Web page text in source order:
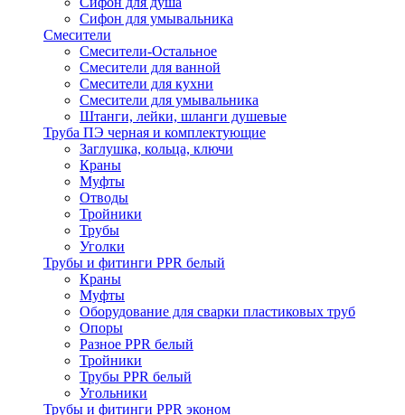
Сифон для умывальника
Смесители
Cмесители-Остальное
Смесители для ванной
Смесители для кухни
Смесители для умывальника
Штанги, лейки, шланги душевые
Труба ПЭ черная и комплектующие
Заглушка, кольца, ключи
Краны
Муфты
Отводы
Тройники
Трубы
Уголки
Трубы и фитинги PPR белый
Краны
Муфты
Оборудование для сварки пластиковых труб
Опоры
Разное PPR белый
Тройники
Трубы PPR белый
Угольники
Трубы и фитинги PPR эконом